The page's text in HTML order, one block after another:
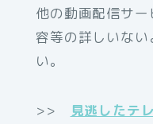
他の動画配信サ
容等の詳しいな
い。
>>
見逃したテ